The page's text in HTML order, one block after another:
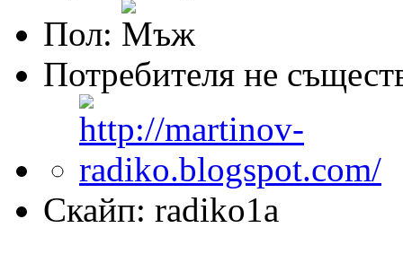
Пол:
Потребителя не
Скайп: radiko1a